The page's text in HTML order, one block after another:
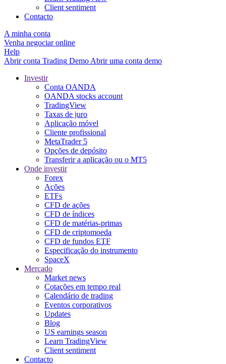
Client sentiment
Contacto
A minha conta
Venha negociar online
Help
Abrir conta Trading Demo Abrir uma conta demo
Investir
Conta OANDA
OANDA stocks account
TradingView
Taxas de juro
Aplicação móvel
Cliente profissional
MetaTrader 5
Opções de depósito
Transferir a aplicação ou o MT5
Onde investir
Forex
Ações
ETFs
CFD de ações
CFD de índices
CFD de matérias-primas
CFD de criptomoeda
CFD de fundos ETF
Especificação do instrumento
SpaceX
Mercado
Market news
Cotações em tempo real
Calendário de trading
Eventos corporativos
Updates
Blog
US earnings season
Learn TradingView
Client sentiment
Contacto